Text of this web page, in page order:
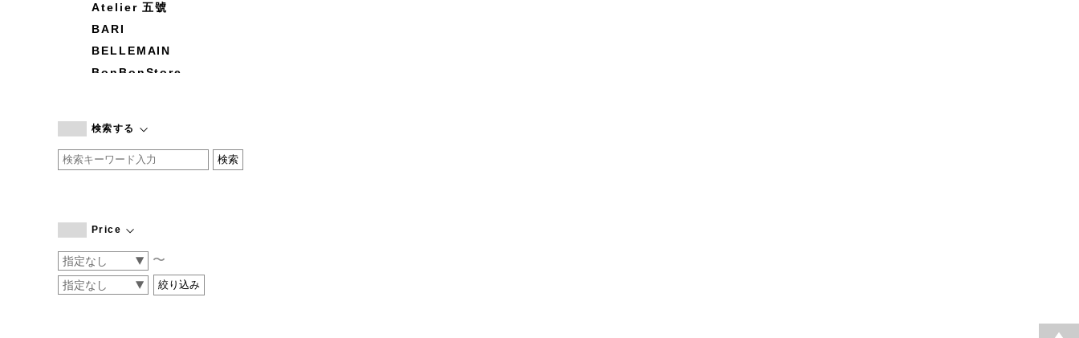
Atelier 五號
BARI
BELLEMAIN
BonBonStore
by basics
CATWORTH
COGTHEBIGSMOKE
CONVERSE
DEAN & DELUCA
検索する
Price
〜